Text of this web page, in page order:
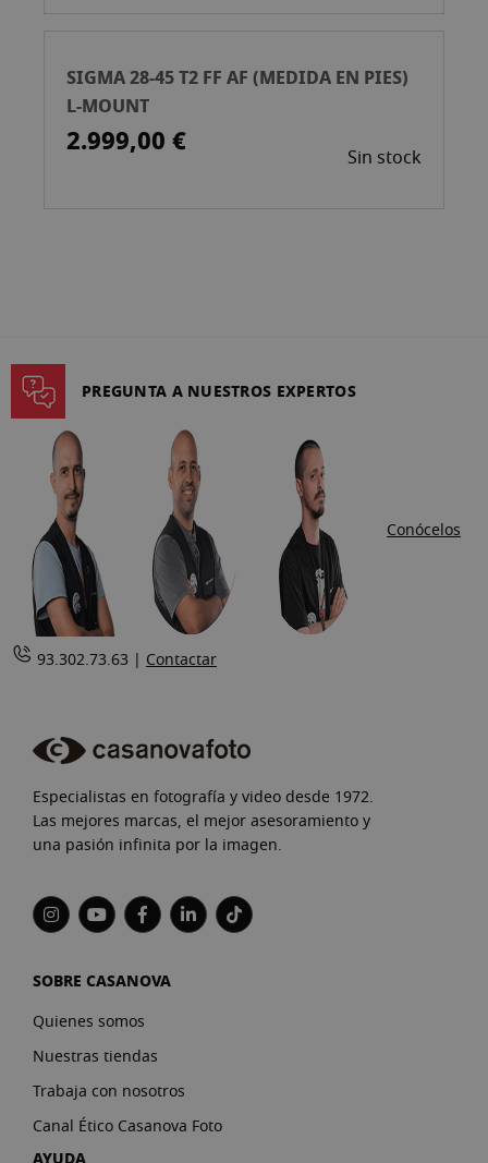
SIGMA 28-45 T2 FF AF (MEDIDA EN PIES)
L-MOUNT
2.999,00 € Sin stock
PREGUNTA A NUESTROS EXPERTOS
Conócelos
93.302.73.63 | Contactar
Especialistas en fotografía y video desde 1972.
Las mejores marcas, el mejor asesoramiento y
una pasión infinita por la imagen.
SOBRE CASANOVA
Quienes somos
Nuestras tiendas
Trabaja con nosotros
Canal Ético Casanova Foto